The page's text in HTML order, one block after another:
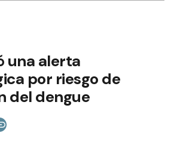
una alerta
por riesgo de
del dengue